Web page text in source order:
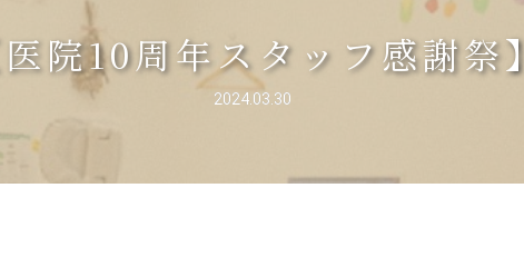
医院10周年スタッフ感謝祭】
2024.03.30